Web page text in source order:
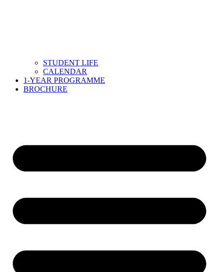
STUDENT LIFE
CALENDAR
1-YEAR PROGRAMME
BROCHURE